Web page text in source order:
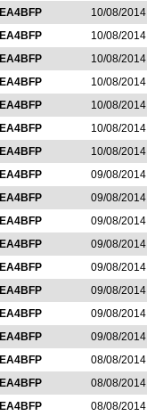
EA4BFP
10/08/2014
EA4BFP
10/08/2014
EA4BFP
10/08/2014
EA4BFP
10/08/2014
EA4BFP
10/08/2014
EA4BFP
10/08/2014
EA4BFP
10/08/2014
EA4BFP
09/08/2014
EA4BFP
09/08/2014
EA4BFP
09/08/2014
EA4BFP
09/08/2014
EA4BFP
09/08/2014
EA4BFP
09/08/2014
EA4BFP
09/08/2014
EA4BFP
09/08/2014
EA4BFP
08/08/2014
EA4BFP
08/08/2014
EA4BFP
08/08/2014